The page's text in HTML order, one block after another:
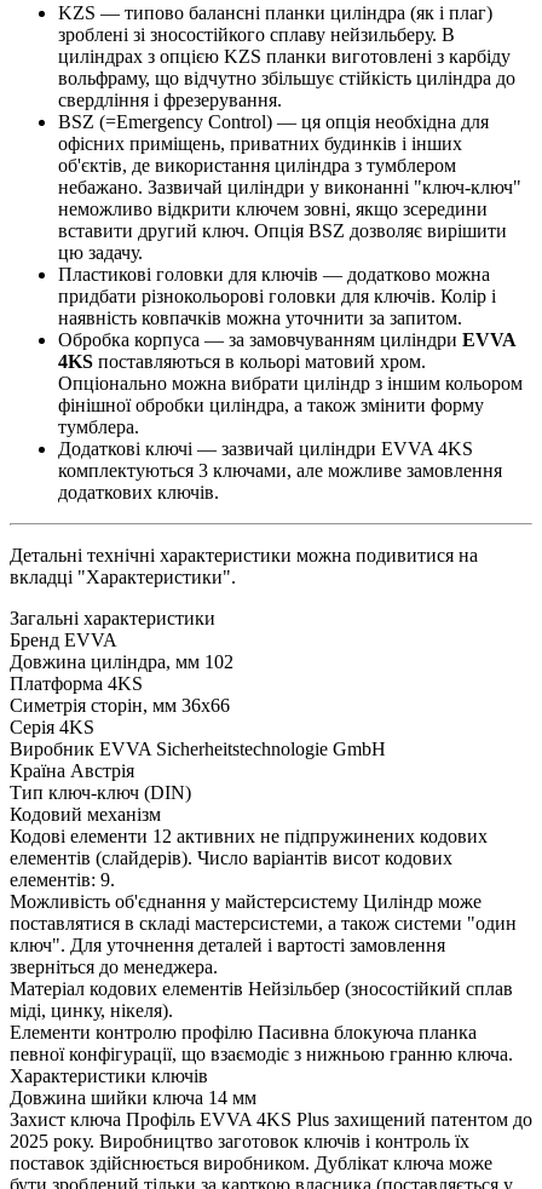
KZS — типово балансні планки циліндра (як і плаг)
зроблені зі зносостійкого сплаву нейзильберу. В
циліндрах з опцією KZS планки виготовлені з карбіду
вольфраму, що відчутно збільшує стійкість циліндра до
свердління і фрезерування.
BSZ (=Emergency Control) — ця опція необхідна для
офісних приміщень, приватних будинків і інших
об'єктів, де використання циліндра з тумблером
небажано. Зазвичай циліндри у виконанні "ключ-ключ"
неможливо відкрити ключем зовні, якщо зсередини
вставити другий ключ. Опція BSZ дозволяє вирішити
цю задачу.
Пластикові головки для ключів — додатково можна
придбати різнокольорові головки для ключів. Колір і
наявність ковпачків можна уточнити за запитом.
Обробка корпуса — за замовчуванням циліндри EVVA
4KS поставляються в кольорі матовий хром.
Опціонально можна вибрати циліндр з іншим кольором
фінішної обробки циліндра, а також змінити форму
тумблера.
Додаткові ключі — зазвичай циліндри EVVA 4KS
комплектуються 3 ключами, але можливе замовлення
додаткових ключів.
Детальні технічні характеристики можна подивитися на
вкладці "Характеристики".
Загальні характеристики
Бренд EVVA
Довжина циліндра, мм 102
Платформа 4KS
Симетрія сторін, мм 36x66
Серія 4KS
Виробник EVVA Sicherheitstechnologie GmbH
Країна Австрія
Тип ключ-ключ (DIN)
Кодовий механізм
Кодові елементи 12 активних не підпружинених кодових
елементів (слайдерів). Число варіантів висот кодових
елементів: 9.
Можливість об'єднання у майстерсистему Циліндр може
поставлятися в складі мастерсистеми, а також системи "один
ключ". Для уточнення деталей і вартості замовлення
зверніться до менеджера.
Матеріал кодових елементів Нейзільбер (зносостійкий сплав
міді, цинку, нікеля).
Елементи контролю профілю Пасивна блокуюча планка
певної конфігурації, що взаємодіє з нижньою гранню ключа.
Характеристики ключів
Довжина шийки ключа 14 мм
Захист ключа Профіль EVVA 4KS Plus захищений патентом до
2025 року. Виробництво заготовок ключів і контроль їх
поставок здійснюється виробником. Дублікат ключа може
бути зроблений тільки за карткою власника (поставляється у